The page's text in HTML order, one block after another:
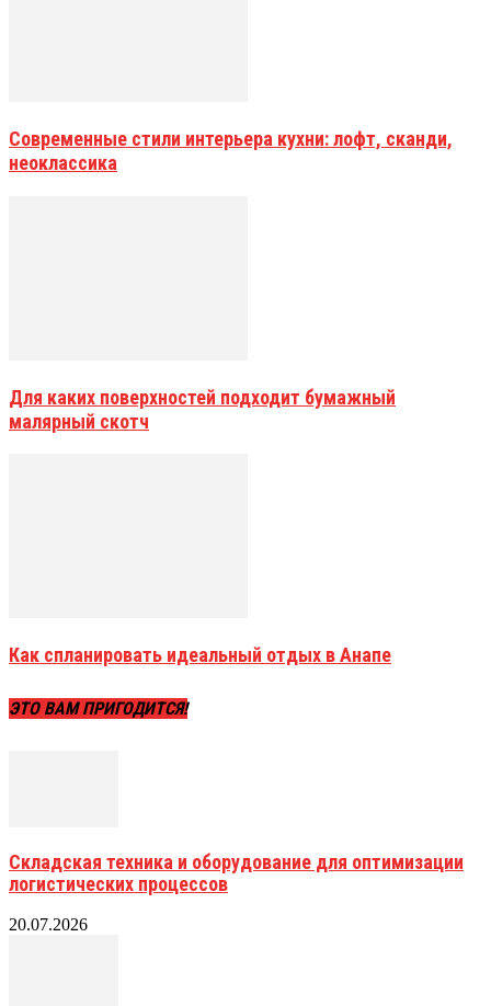
Современные стили интерьера кухни: лофт, сканди,
неоклассика
Для каких поверхностей подходит бумажный
малярный скотч
Как спланировать идеальный отдых в Анапе
ЭТО ВАМ ПРИГОДИТСЯ!
Складская техника и оборудование для оптимизации
логистических процессов
20.07.2026